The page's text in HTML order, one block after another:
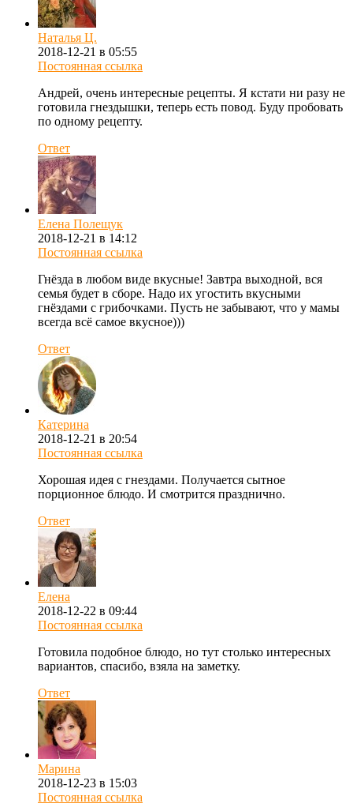
Наталья Ц.
2018-12-21 в 05:55
Постоянная ссылка
Андрей, очень интересные рецепты. Я кстати ни разу не
готовила гнездышки, теперь есть повод. Буду пробовать
по одному рецепту.
Ответ
Елена Полещук
2018-12-21 в 14:12
Постоянная ссылка
Гнёзда в любом виде вкусные! Завтра выходной, вся
семья будет в сборе. Надо их угостить вкусными
гнёздами с грибочками. Пусть не забывают, что у мамы
всегда всё самое вкусное)))
Ответ
Катерина
2018-12-21 в 20:54
Постоянная ссылка
Хорошая идея с гнездами. Получается сытное
порционное блюдо. И смотрится празднично.
Ответ
Елена
2018-12-22 в 09:44
Постоянная ссылка
Готовила подобное блюдо, но тут столько интересных
вариантов, спасибо, взяла на заметку.
Ответ
Марина
2018-12-23 в 15:03
Постоянная ссылка